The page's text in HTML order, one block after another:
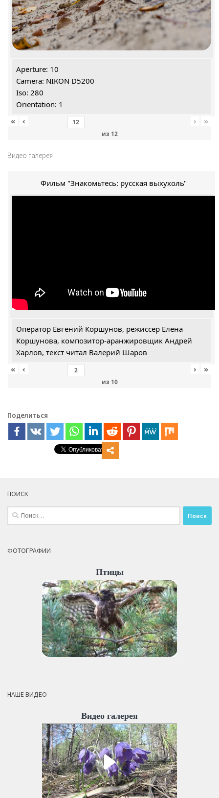
Aperture: 10
Camera: NIKON D5200
Iso: 280
Orientation: 1
«
‹
из 12
› »
Видео галерея
Фильм "Знакомьтесь: русская выхухоль"
Оператор Евгений Коршунов, режиссер Елена
Коршунова, композитор-аранжировщик Андрей
Харлов, текст читал Валерий Шаров
«
‹
из 10
› »
Поделиться
ПОИСК
Найти:
ФОТОГРАФИИ
Птицы
НАШЕ ВИДЕО
Видео галерея